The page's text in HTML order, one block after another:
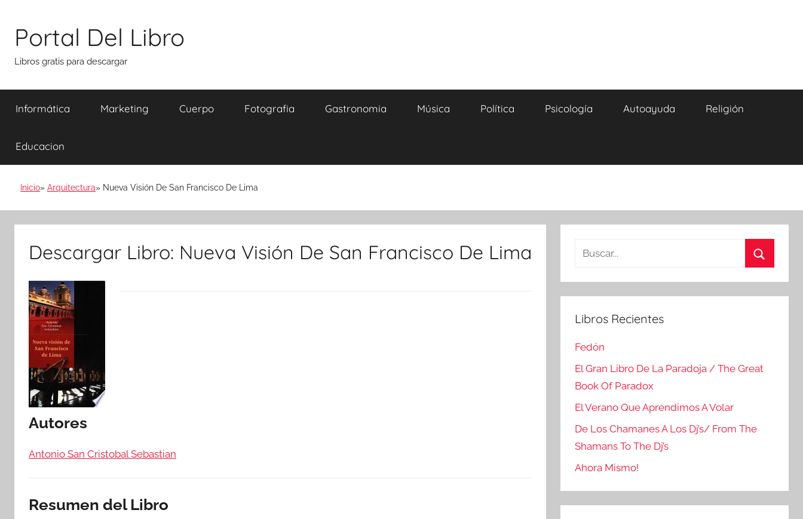
contenido
Portal Del Libro
Libros gratis para descargar
Informática Marketing Cuerpo Fotografia Gastronomia Música Política Psicología Autoayuda Religión
Educacion
Inicio Arquitectura Nueva Visión De San Francisco De Lima
Descargar Libro: Nueva Visión De San Francisco De Lima
Autores
Antonio San Cristobal Sebastian
Resumen del Libro
Buscar:
Libros Recientes
Fedón
El Gran Libro De La Paradoja / The Great
Book Of Paradox
El Verano Que Aprendimos A Volar
De Los Chamanes A Los Dj’s/ From The
Shamans To The Dj’s
Ahora Mismo!